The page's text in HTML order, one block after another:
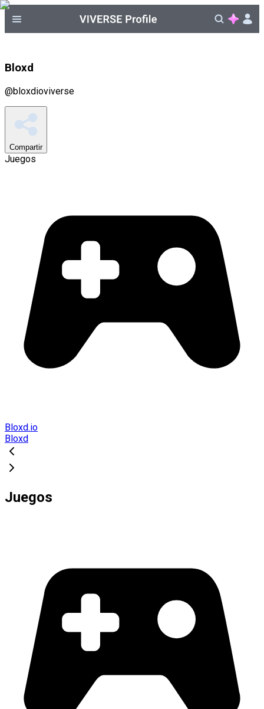
Bloxd
@bloxdioviverse
Compartir
Juegos
Bloxd.io
Bloxd
Juegos